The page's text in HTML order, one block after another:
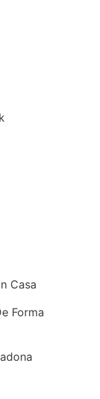
Casa
Forma